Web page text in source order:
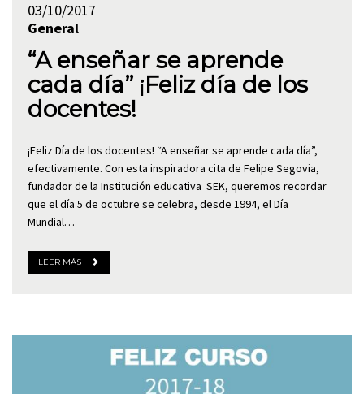
03/10/2017
General
“A enseñar se aprende
cada día” ¡Feliz día de los
docentes!
¡Feliz Día de los docentes! “A enseñar se aprende cada día”,
efectivamente. Con esta inspiradora cita de Felipe Segovia,
fundador de la Institución educativa SEK, queremos recordar
que el día 5 de octubre se celebra, desde 1994, el Día
Mundial…
LEER MÁS